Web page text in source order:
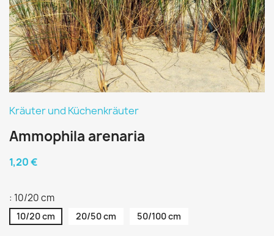
Kräuter und Küchenkräuter
Ammophila arenaria
1,20 €
: 10/20 cm
10/20 cm 20/50 cm 50/100 cm